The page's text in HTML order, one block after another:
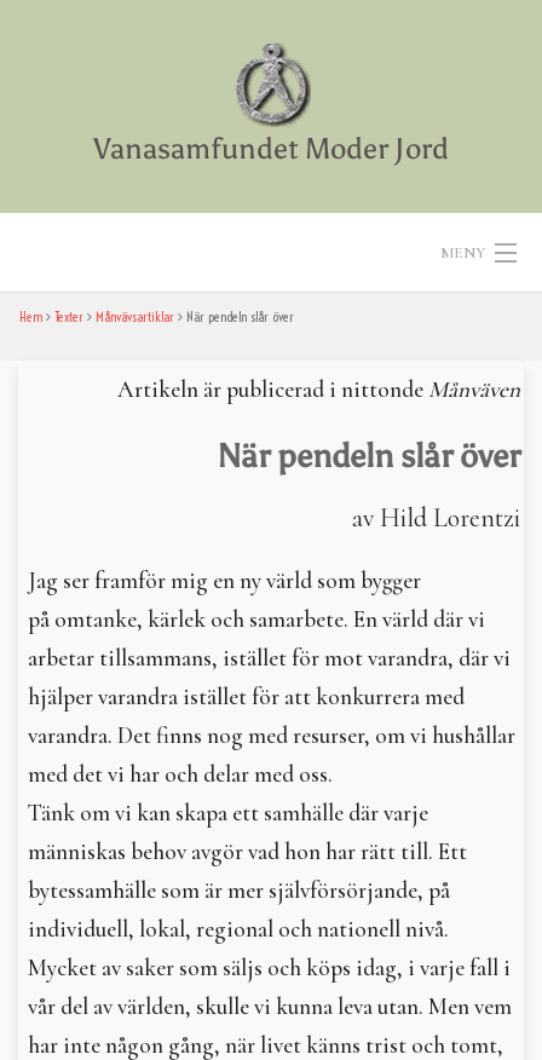
Vanasamfundet Moder Jord
MENY
Hem
In English
Hem Texter Månvävsartiklar När pendeln slår över
Artikeln är publicerad i nittonde Månväven
När pendeln slår över
av Hild Lorentzi
Jag ser framför mig en ny värld som bygger
på omtanke, kärlek och samarbete. En värld där vi
arbetar tillsammans, istället för mot varandra, där vi
hjälper varandra istället för att konkurrera med
varandra. Det finns nog med resurser, om vi hushållar
med det vi har och delar med oss.
Tänk om vi kan skapa ett samhälle där varje
människas behov avgör vad hon har rätt till. Ett
bytessamhälle som är mer självförsörjande, på
individuell, lokal, regional och nationell nivå.
Mycket av saker som säljs och köps idag, i varje fall i
vår del av världen, skulle vi kunna leva utan. Men vem
har inte någon gång, när livet känns trist och tomt,